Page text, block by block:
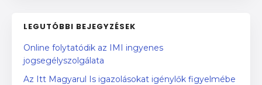
LEGUTÓBBI BEJEGYZÉSEK
Online folytatódik az IMI ingyenes
jogsegélyszolgálata
Az Itt Magyarul Is igazolásokat igénylők figyelmébe